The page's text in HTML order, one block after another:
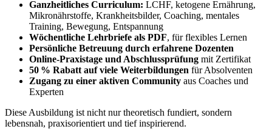
Ganzheitliches Curriculum: LCHF, ketogene Ernährung,
Mikronährstoffe, Krankheitsbilder, Coaching, mentales
Training, Bewegung, Entspannung
Wöchentliche Lehrbriefe als PDF, für flexibles Lernen
Persönliche Betreuung durch erfahrene Dozenten
Online-Praxistage und Abschlussprüfung mit Zertifikat
50 % Rabatt auf viele Weiterbildungen für Absolventen
Zugang zu einer aktiven Community aus Coaches und
Experten
Diese Ausbildung ist nicht nur theoretisch fundiert, sondern
lebensnah, praxisorientiert und tief inspirierend.